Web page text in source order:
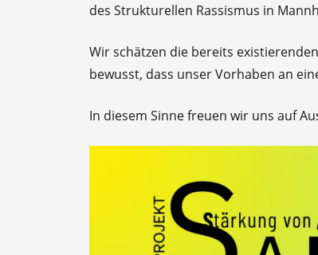
des Strukturellen Rassismus in
Wir schätzen die bereits
bewusst, dass unser Vorhaben an
In diesem Sinne freuen wir uns auf